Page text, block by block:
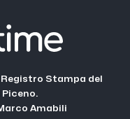
Stampa del
Amabili